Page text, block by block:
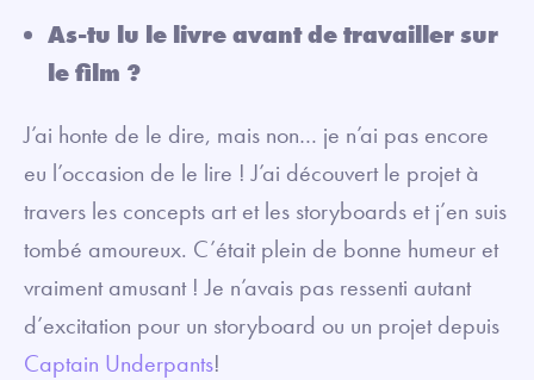
As-tu lu le livre avant de travailler sur
le film ?
J’ai honte de le dire, mais non… je n’ai pas encore
eu l’occasion de le lire ! J’ai découvert le projet à
travers les concepts art et les storyboards et j’en suis
tombé amoureux. C’était plein de bonne humeur et
vraiment amusant ! Je n’avais pas ressenti autant
d’excitation pour un storyboard ou un projet depuis
Captain Underpants!